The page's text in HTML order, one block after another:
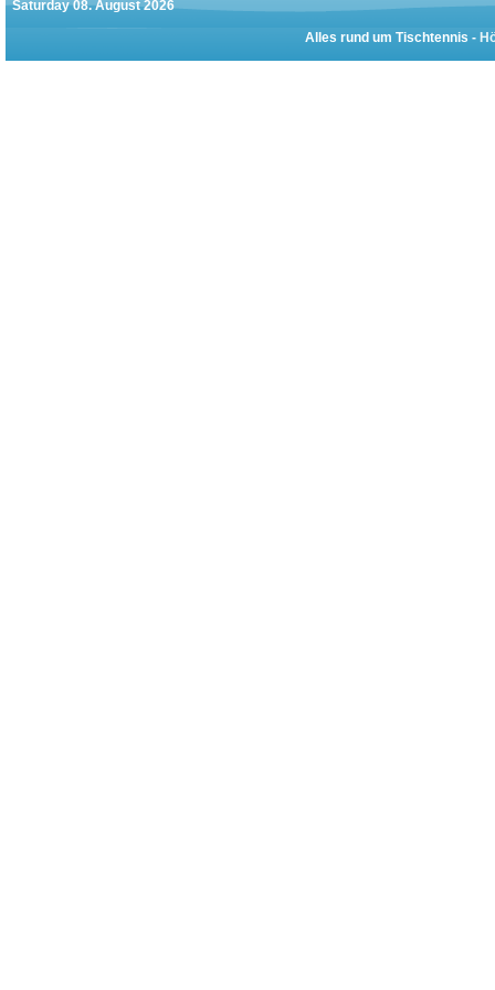
Saturday 08. August 2026
Alles rund um Tischtennis -